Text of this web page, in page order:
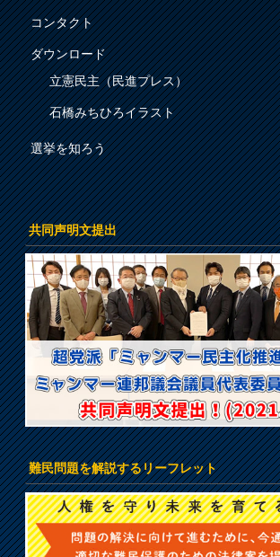
コンタクト
ダウンロード
立憲民主（民進プレス）
石橋みちひろイラスト
選挙を知ろう
共同声明文提出
難民問題を解説するリーフレット